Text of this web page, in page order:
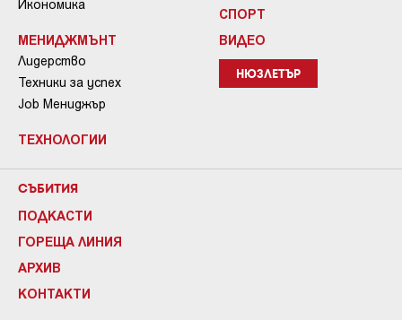
Икономика
МЕНИДЖМЪНТ
Лидерство
Техники за успех
Job Мениджър
ТЕХНОЛОГИИ
СПОРТ
ВИДЕО
НЮЗЛЕТЪР
СЪБИТИЯ
ПОДКАСТИ
ГОРЕЩА ЛИНИЯ
АРХИВ
КОНТАКТИ